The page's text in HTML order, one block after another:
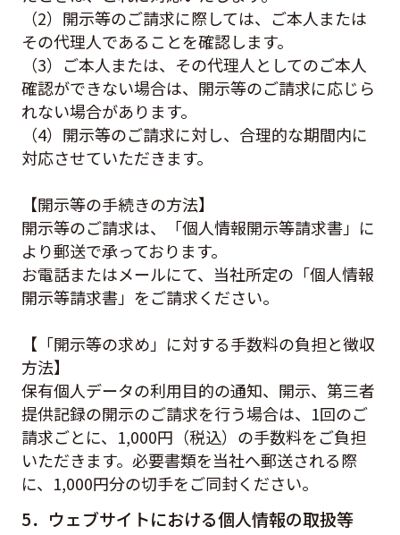
（2）開示等のご請求に際しては、ご本人または
その代理人であることを確認します。
（3）ご本人または、その代理人としてのご本人
確認ができない場合は、開示等のご請求に応じら
れない場合があります。
（4）開示等のご請求に対し、合理的な期間内に
対応させていただきます。
【開示等の手続きの方法】
開示等のご請求は、「個人情報開示等請求書」に
より郵送で承っております。
お電話またはメールにて、当社所定の「個人情報
開示等請求書」をご請求ください。
【「開示等の求め」に対する手数料の負担と徴収
方法】
保有個人データの利用目的の通知、開示、第三者
提供記録の開示のご請求を行う場合は、1回のご
請求ごとに、1,000円（税込）の手数料をご負担
いただきます。必要書類を当社へ郵送される際
に、1,000円分の切手をご同封ください。
5．ウェブサイトにおける個人情報の取扱等